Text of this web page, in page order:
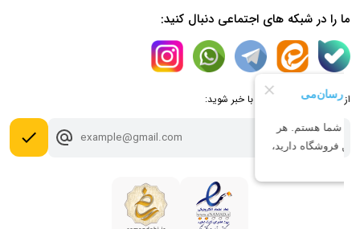
ما را در شبکه های اجتماعی دنبال کنید:
از جدیدترین تخفیف ها با خبر شوید:
done